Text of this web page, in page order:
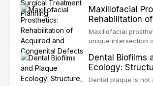
fixture, an
definitive
orthodontics and
maxillofacial
procedures are
but for the
occlusion, airway p
Maxillofacial
Rehabilitation
and Congenital
Maxillofacial
unique intersection
restoring form and
patients with
congenital defects
Dental Biofilms
Ecology:
Pathogenicity,
Dental plaque is not